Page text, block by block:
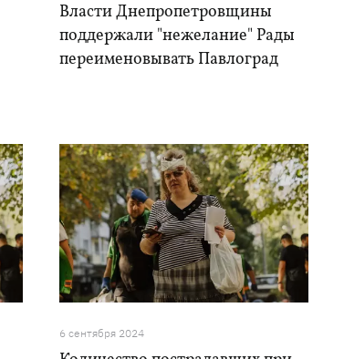
Власти Днепропетровщины
поддержали "нежелание" Рады
переименовывать Павлоград
6 сентября 2024